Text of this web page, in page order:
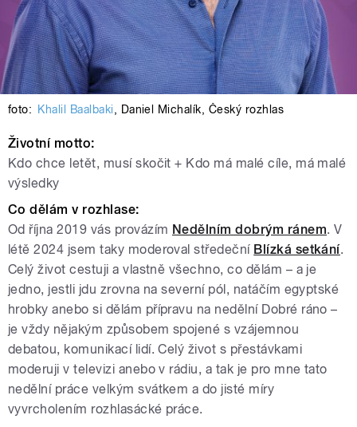
foto: Khalil Baalbaki, Daniel Michalík, Český rozhlas
Životní motto:
Kdo chce letět, musí skočit + Kdo má malé cíle, má malé
výsledky
Co dělám v rozhlase:
Od října 2019 vás provázím Nedělním dobrým ránem. V
létě 2024 jsem taky moderoval středeční Blízká setkání.
Celý život cestuji a vlastně všechno, co dělám – a je
jedno, jestli jdu zrovna na severní pól, natáčím egyptské
hrobky anebo si dělám přípravu na nedělní Dobré ráno –
je vždy nějakým způsobem spojené s vzájemnou
debatou, komunikací lidí. Celý život s přestávkami
moderuji v televizi anebo v rádiu, a tak je pro mne tato
nedělní práce velkým svátkem a do jisté míry
vyvrcholením rozhlasácké práce.